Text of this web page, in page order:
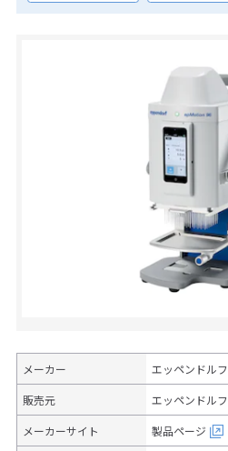
メーカー エッペンドルフ
販売元 エッペンドルフ
メーカーサイト 製品ページ